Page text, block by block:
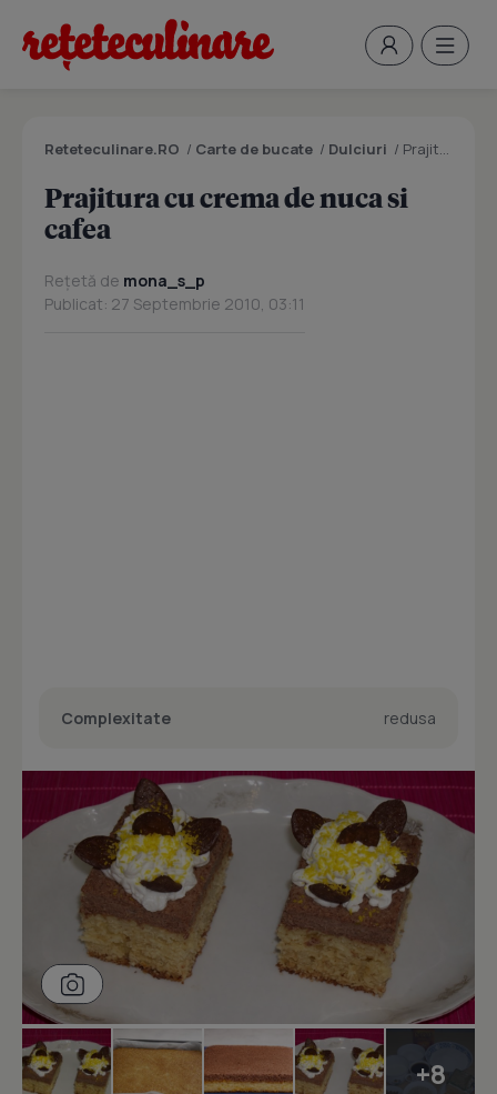
Reteteculinare.RO / Carte de bucate / Dulciuri / Prajitura cu crema de nuca si cafea
Prajitura cu crema de nuca si
cafea
Rețetă de mona_s_p
Publicat: 27 Septembrie 2010, 03:11
Complexitate redusa
+8